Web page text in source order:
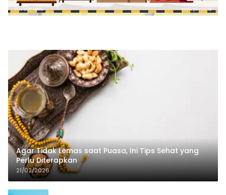
Agar Tidak Lemas saat Puasa, Ini Tips Sehat yang
Perlu Diterapkan
21/02/2026